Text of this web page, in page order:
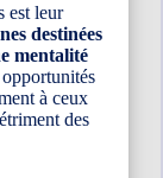
est leur
destinées
mentalité
à ceux
des